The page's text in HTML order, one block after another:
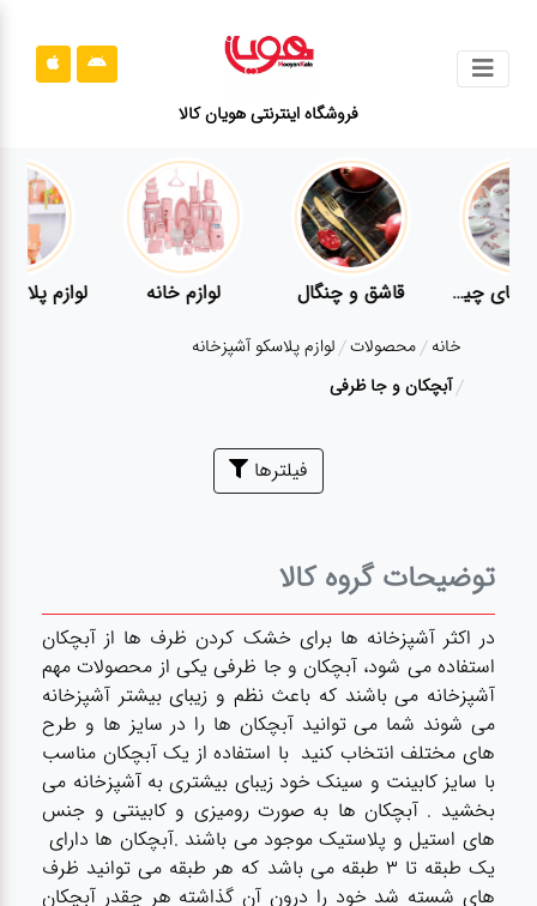
فروشگاه اینترنتی هویان کالا
محصولات
قوانین
سایت
ارتباط
باما
مراقبت شخصی
سرویس های
چینی زرین
قاشق و چنگال
لوازم خانه
برقی مراقبت شخصی قاشق
خانه محصولات لوازم پلاسکو آشپزخانه
آبچکان و جا ظرفی
فیلترها
توضیحات گروه کالا
در اکثر آشپزخانه ها برای خشک کردن ظرف ها از آبچکان
استفاده می شود، آبچکان و جا ظرفی یکی از محصولات مهم
آشپزخانه می باشند که باعث نظم و زیبای بیشتر آشپزخانه
می شوند شما می توانید آبچکان ها را در سایز ها و طرح
های مختلف انتخاب کنید با استفاده از یک آبچکان مناسب
با سایز کابینت و سینک خود زیبای بیشتری به آشپزخانه می
بخشید . آبچکان ها به صورت رومیزی و کابینتی و جنس
های استیل و پلاستیک موجود می باشند .آبچکان ها دارای
یک طبقه تا 3 طبقه می باشد که هر طبقه می توانید ظرف
های شسته شد خود را درون آن گذاشته هر چقدر آبچکان